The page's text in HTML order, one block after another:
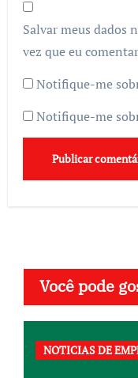
Salvar meus dados
vez que eu
Notifique-me
Notifique-me
Você pode
NOTICIAS DE